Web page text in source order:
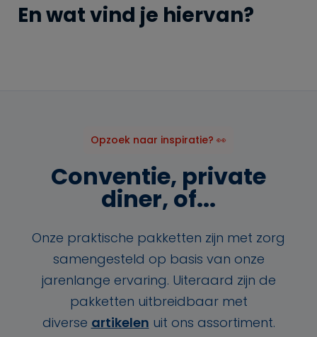
En wat vind je hiervan?
Opzoek naar inspiratie? 👀
Conventie, private
diner, of...
Onze praktische pakketten zijn met zorg
samengesteld op basis van onze
jarenlange ervaring. Uiteraard zijn de
pakketten uitbreidbaar met
diverse artikelen uit ons assortiment.